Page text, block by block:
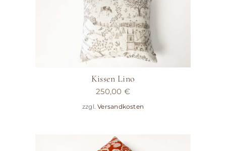
Kissen Lino
250,00 €
zzgl.Versandkosten